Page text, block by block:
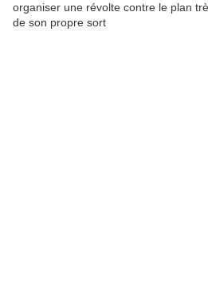
organiser une révolte contre le plan
de son propre sort